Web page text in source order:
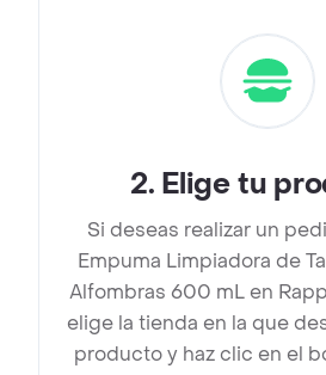
2. Elige tu
Si deseas realizar un
Empuma Limpiadora de
Alfombras 600 mL en
elige la tienda en la que
producto y haz clic en el